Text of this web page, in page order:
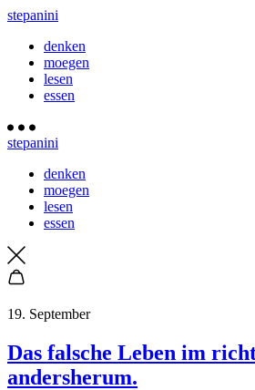
stepanini
denken
moegen
lesen
essen
stepanini
denken
moegen
lesen
essen
19. September
Das falsche Leben im
andersherum.